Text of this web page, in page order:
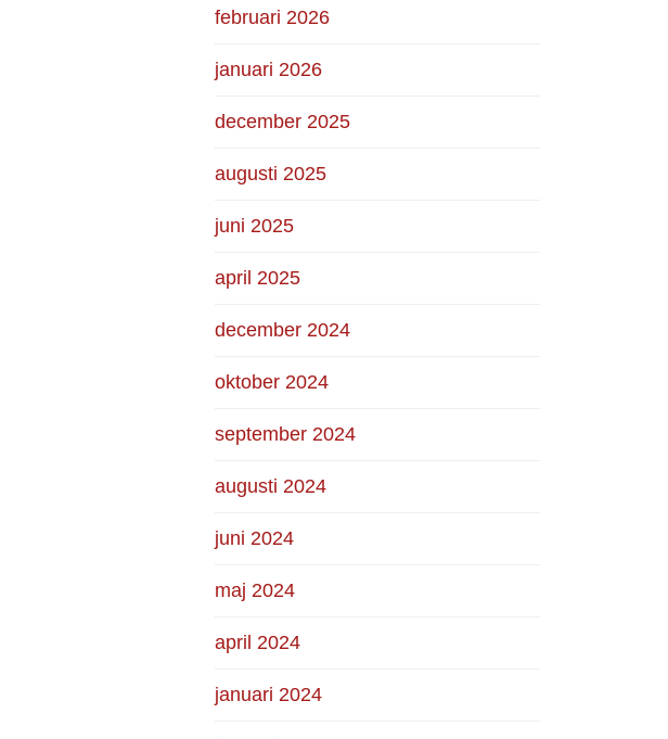
februari 2026
januari 2026
december 2025
augusti 2025
juni 2025
april 2025
december 2024
oktober 2024
september 2024
augusti 2024
juni 2024
maj 2024
april 2024
januari 2024